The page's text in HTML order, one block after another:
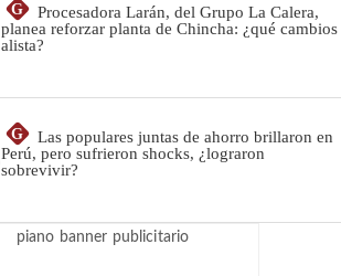
G
Procesadora Larán, del Grupo La Calera,
planea reforzar planta de Chincha: ¿qué cambios
alista?
G
Las populares juntas de ahorro brillaron en
Perú, pero sufrieron shocks, ¿lograron
sobrevivir?